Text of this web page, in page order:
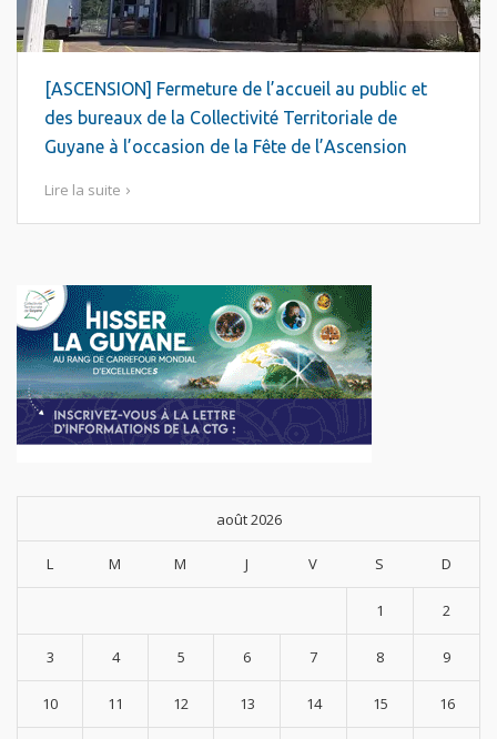
[ASCENSION] Fermeture de l’accueil au public et
des bureaux de la Collectivité Territoriale de
Guyane à l’occasion de la Fête de l’Ascension
Lire la suite
août 2026
L M M J V S D
1 2
3 4 5 6 7 8 9
10 11 12 13 14 15 16